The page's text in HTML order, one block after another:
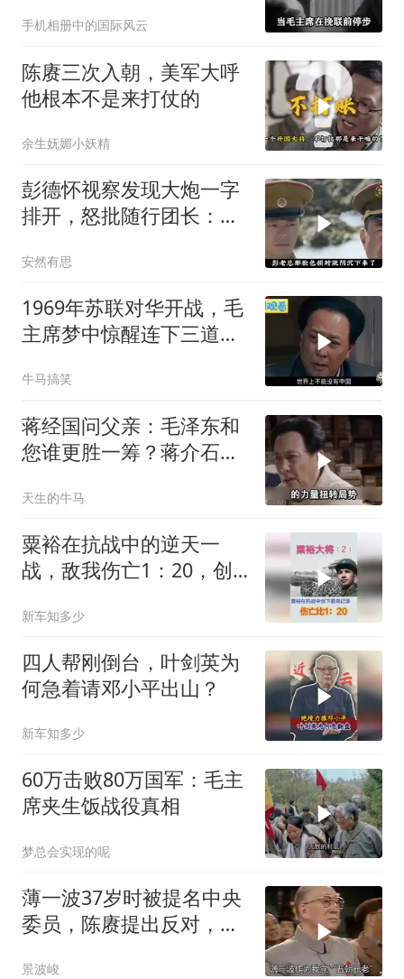
手机相册中的国际风云
陈赓三次入朝，美军大呼
他根本不是来打仗的
余生妩媚小妖精
彭德怀视察发现大炮一字
排开，怒批随行团长：你
安然有思
1969年苏联对华开战，毛
主席梦中惊醒连下三道指
牛马搞笑
蒋经国问父亲：毛泽东和
您谁更胜一筹？蒋介石给
天生的牛马
粟裕在抗战中的逆天一
战，敌我伤亡1：20，创
新车知多少
四人帮刚倒台，叶剑英为
何急着请邓小平出山？
新车知多少
60万击败80万国军：毛主
席夹生饭战役真相
梦总会实现的呢
薄一波37岁时被提名中央
委员，陈赓提出反对，毛
景波峻